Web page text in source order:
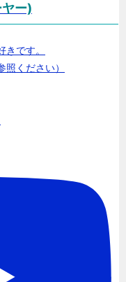
ー)
です。
ください）